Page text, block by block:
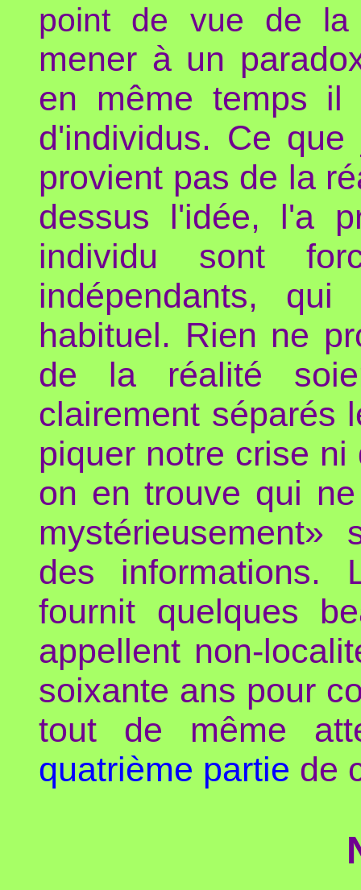
point de vue de la
mener à un
en même temps il
d'individus. Ce
provient pas de la
dessus l'idée, l'a
individu sont
indépendants,
habituel. Rien ne
de la réalité
clairement séparés
piquer notre crise
on en trouve qui
mystérieusement»
des informations.
fournit quelques
appellent non-
soixante ans pour
tout de même
quatrième partie de